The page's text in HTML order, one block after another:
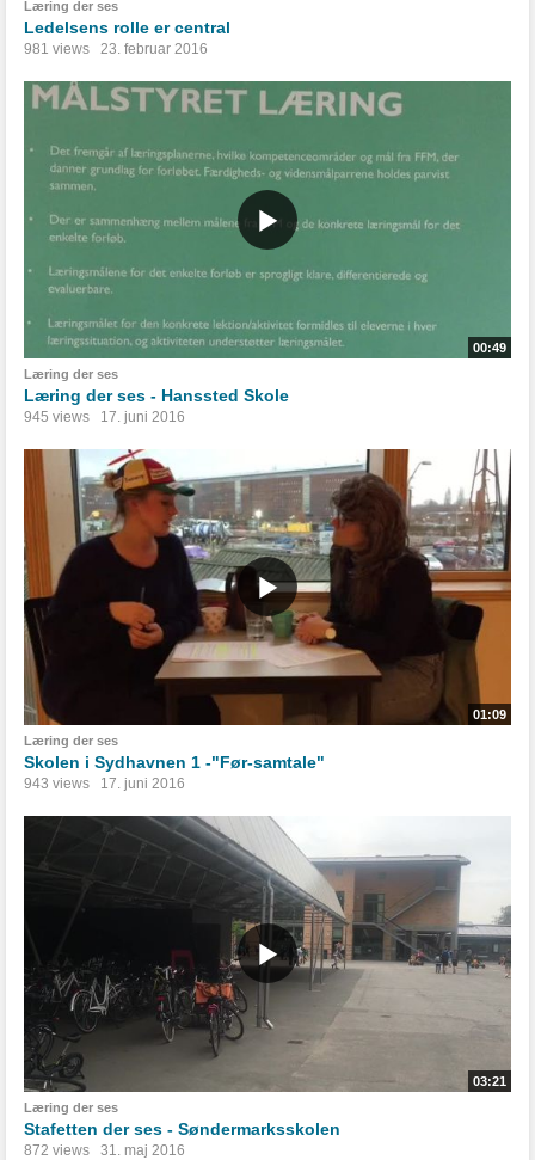
Læring der ses
Ledelsens rolle er central
981 views 23. februar 2016
00:49
Læring der ses
Læring der ses - Hanssted Skole
945 views 17. juni 2016
01:09
Læring der ses
Skolen i Sydhavnen 1 -"Før-samtale"
943 views 17. juni 2016
03:21
Læring der ses
Stafetten der ses - Søndermarksskolen
872 views 31. maj 2016